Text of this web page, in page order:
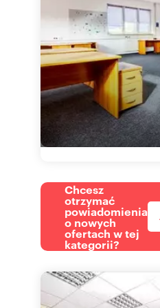
Chcesz
otrzymać
powiadomienia
o nowych
ofertach w tej
kategorii?